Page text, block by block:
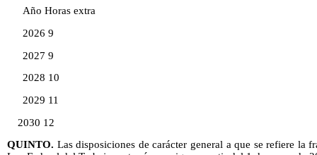
Año Horas extra
2026 9
2027 9
2028 10
2029 11
2030 12
QUINTO. Las disposiciones de carácter general a que se refiere